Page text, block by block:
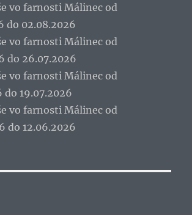
vo farnosti Málinec od
do 02.08.2026
vo farnosti Málinec od
do 26.07.2026
vo farnosti Málinec od
do 19.07.2026
vo farnosti Málinec od
do 12.06.2026